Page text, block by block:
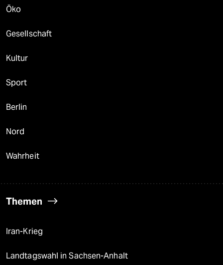
Öko
Gesellschaft
Kultur
Sport
Berlin
Nord
Wahrheit
Themen
Iran-Krieg
Landtagswahl in Sachsen-Anhalt